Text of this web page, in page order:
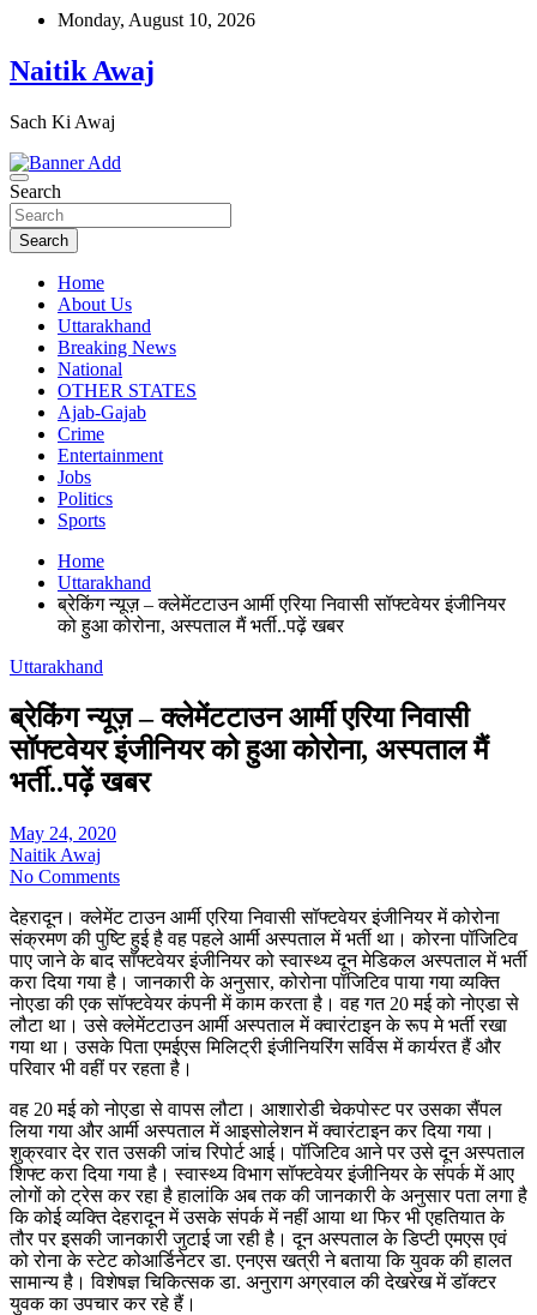
Skip
content
Monday, August 10, 2026
Naitik Awaj
Sach Ki Awaj
Search
Search
Home
About Us
Uttarakhand
Breaking News
National
OTHER STATES
Ajab-Gajab
Crime
Entertainment
Jobs
Politics
Sports
Home
Uttarakhand
ब्रेकिंग न्यूज़ – क्लेमेंटटाउन आर्मी एरिया निवासी सॉफ्टवेयर इंजीनियर
को हुआ कोरोना, अस्पताल मैं भर्ती..पढ़ें खबर
Uttarakhand
ब्रेकिंग न्यूज़ – क्लेमेंटटाउन आर्मी एरिया निवासी
सॉफ्टवेयर इंजीनियर को हुआ कोरोना, अस्पताल मैं
भर्ती..पढ़ें खबर
May 24, 2020
Naitik Awaj
No Comments
देहरादून। क्लेमेंट टाउन आर्मी एरिया निवासी सॉफ्टवेयर इंजीनियर में कोरोना
संक्रमण की पुष्टि हुई है वह पहले आर्मी अस्पताल में भर्ती था। कोरना पॉजिटिव
पाए जाने के बाद सॉफ्टवेयर इंजीनियर को स्वास्थ्य दून मेडिकल अस्पताल में भर्ती
करा दिया गया है। जानकारी के अनुसार, कोरोना पॉजिटिव पाया गया व्यक्ति
नोएडा की एक सॉफ्टवेयर कंपनी में काम करता है। वह गत 20 मई को नोएडा से
लौटा था। उसे क्लेमेंटटाउन आर्मी अस्पताल में क्वारंटाइन के रूप मे भर्ती रखा
गया था। उसके पिता एमईएस मिलिट्री इंजीनियरिंग सर्विस में कार्यरत हैं और
परिवार भी वहीं पर रहता है।
वह 20 मई को नोएडा से वापस लौटा। आशारोडी चेकपोस्ट पर उसका सैंपल
लिया गया और आर्मी अस्पताल में आइसोलेशन में क्वारंटाइन कर दिया गया।
शुक्रवार देर रात उसकी जांच रिपोर्ट आई। पॉजिटिव आने पर उसे दून अस्पताल
शिफ्ट करा दिया गया है। स्वास्थ्य विभाग सॉफ्टवेयर इंजीनियर के संपर्क में आए
लोगों को ट्रेस कर रहा है हालांकि अब तक की जानकारी के अनुसार पता लगा है
कि कोई व्यक्ति देहरादून में उसके संपर्क में नहीं आया था फिर भी एहतियात के
तौर पर इसकी जानकारी जुटाई जा रही है। दून अस्पताल के डिप्टी एमएस एवं
को रोना के स्टेट कोआर्डिनेटर डा. एनएस खत्री ने बताया कि युवक की हालत
सामान्य है। विशेषज्ञ चिकित्सक डा. अनुराग अग्रवाल की देखरेख में डॉक्टर
युवक का उपचार कर रहे हैं।